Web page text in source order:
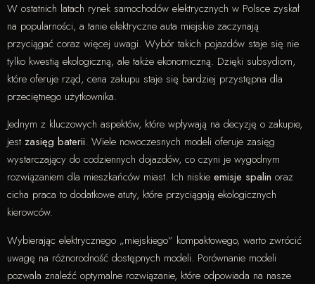
W ostatnich latach rynek samochodów elektrycznych w Polsce zyskał
na popularności, a tanie elektryczne auta miejskie zaczynają
przyciągać coraz więcej uwagi. Wybór takich pojazdów staje się nie
tylko kwestią ekologiczną, ale także ekonomiczną. Dzięki subsydiom,
które oferuje rząd, cena zakupu staje się bardziej przystępna dla
przeciętnego użytkownika.
Jednym z kluczowych aspektów, które wpływają na decyzję o zakupie,
jest zasięg baterii. Wiele nowoczesnych modeli oferuje zasięg
wystarczający do codziennych dojazdów, co czyni je wygodnym
rozwiązaniem dla mieszkańców miast. Ich niskie emisje spalin oraz
cicha praca to dodatkowe atuty, które przyciągają ekologicznych
kierowców.
Wybierając elektrycznego „miejskiego” kompaktowego, warto zwrócić
uwagę na różnorodność dostępnych modeli. Porównanie modeli
pozwala znaleźć optymalne rozwiązanie, które odpowiada na nasze